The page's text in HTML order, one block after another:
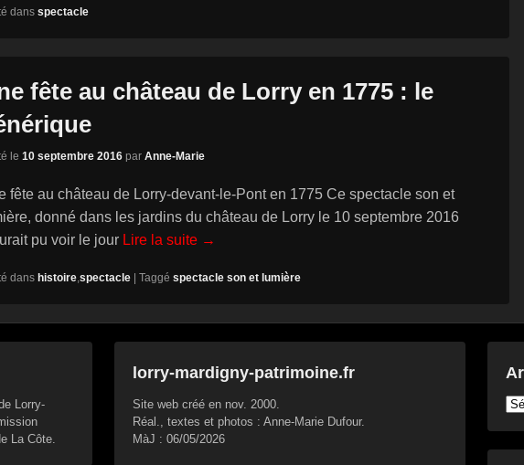
dans spectacle
fête au château de Lorry en 1775 : le
le 10 septembre 2016 par Anne-Marie
fête au château de Lorry-devant-le-Pont en 1775 Ce spectacle son et
donné dans les jardins du château de Lorry le 10 septembre 2016
pu voir le jour Lire la suite →
dans histoire,spectacle Taggé spectacle son et lumière
Lorry-
La Côte.
lorry-mardigny-patrimoine.fr
Site web créé en nov. 2000.
Réal., textes et photos : Anne-Marie Dufour.
MàJ : 06/05/2026